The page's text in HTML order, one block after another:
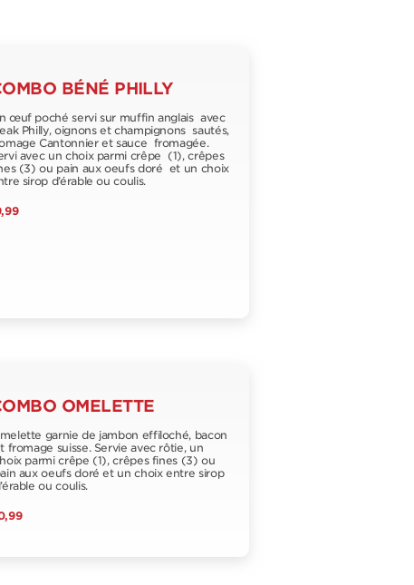
BÉNÉ PHILLY
œuf poché servi sur muffin anglais avec
Philly, oignons et champignons sautés,
Cantonnier et sauce fromagée.
avec un choix parmi crêpe (1), crêpes
(3) ou pain aux oeufs doré et un choix
sirop d’érable ou coulis.
OMELETTE
garnie de jambon effiloché, bacon
fromage suisse. Servie avec rôtie, un
parmi crêpe (1), crêpes fines (3) ou
aux oeufs doré et un choix entre sirop
ou coulis.